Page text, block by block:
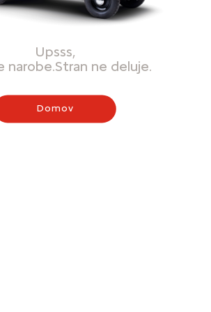
Upsss,
narobe.Stran ne deluje.
Domov